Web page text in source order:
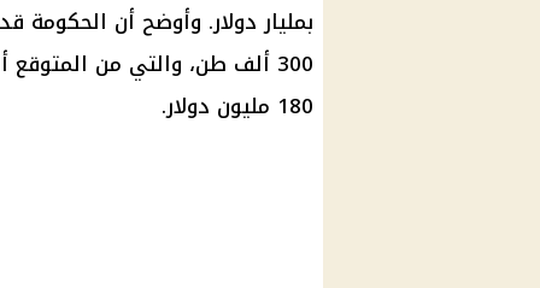
بمليار دولار. وأوضح أن
300 ألف طن، والتي من
180 مليون دولار.